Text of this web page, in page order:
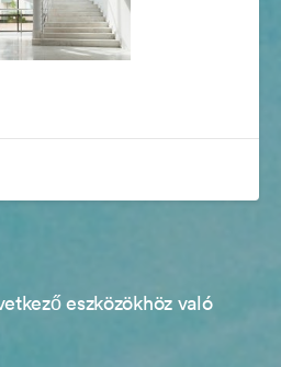
eszközökhöz való